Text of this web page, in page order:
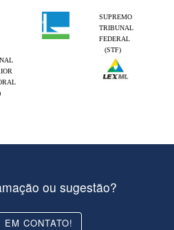
SUPREMO
TRIBUNAL
FEDERAL
(STF)
ou sugestão?
EM CONTATO!